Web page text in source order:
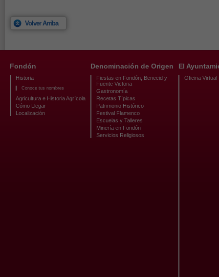
Volver Arriba
Fondón
Historia
Conoce tus nombres
Agricultura e Historia Agrícola
Cómo Llegar
Localización
Denominación de Origen
Fiestas en Fondón, Benecid y
Fuente Victoria
Gastronomía
Recetas Típicas
Patrimonio Histórico
Festival Flamenco
Escuelas y Talleres
Minería en Fondón
Servicios Religiosos
El
Oficina Virtual